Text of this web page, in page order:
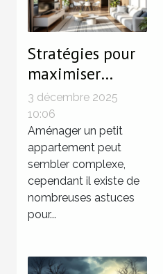
Stratégies pour
maximiser
l'espace dans les
petits
appartements
3 décembre 2025
10:06
Aménager un petit
appartement peut
sembler complexe,
cependant il existe de
nombreuses astuces
pour...